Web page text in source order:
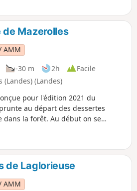
Vous
"adulte" ou le
(avec en plus
des enfants
ci-dessous
au parcours
Mazerolles
AMM
-30 m 2h
Facile
(Landes)
pour l'édition 2021 du
au départ des dessertes
dans la forêt. Au début on se
de Laglorieuse
AMM